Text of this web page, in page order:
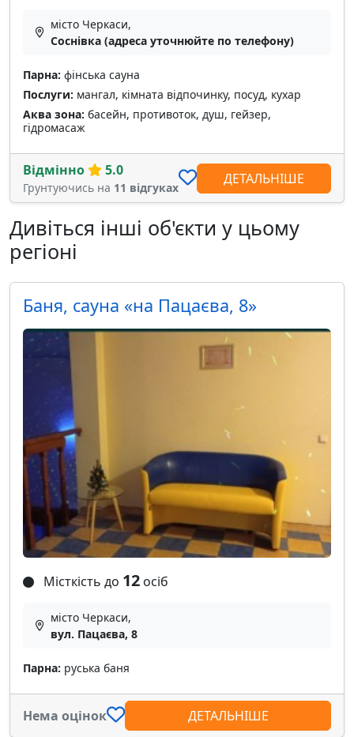
місто Черкаси,
Соснівка (адреса уточнюйте по телефону)
Парна: фінська сауна
Послуги: мангал, кімната відпочинку, посуд, кухар
Аква зона: басейн, противоток, душ, гейзер,
гідромасаж
Відмінно 5.0
Грунтуючись на 11 відгуках
ДЕТАЛЬНІШЕ
Дивіться інші об'єкти у цьому
регіоні
Баня, сауна «на Пацаєва, 8»
Місткість до 12 осіб
місто Черкаси,
вул. Пацаєва, 8
Парна: руська баня
Нема оцінок ДЕТАЛЬНІШЕ